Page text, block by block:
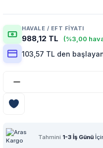
HAVALE / EFT FIYATI
988,12 TL (%3,00
103,57 TL den
Tahmini 1-3 İş Günü